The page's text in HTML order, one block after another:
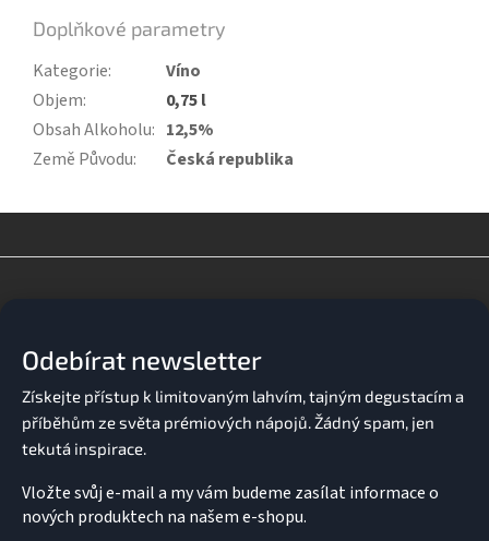
Doplňkové parametry
Kategorie:
Víno
Objem:
0,75 l
Obsah Alkoholu: 12,5%
Země Původu: Česká republika
Odebírat newsletter
Vložte svůj e-mail a my vám budeme zasílat informace o
nových produktech na našem e-shopu.